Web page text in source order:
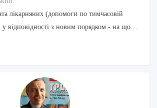
лікарняних (допомоги по тимчасовій
у відповідності з новим порядком - на що